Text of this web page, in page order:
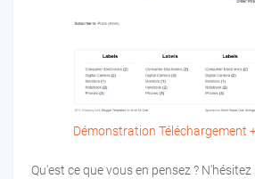
Démonstration Téléchargement
Qu'est ce que vous en pensez ?